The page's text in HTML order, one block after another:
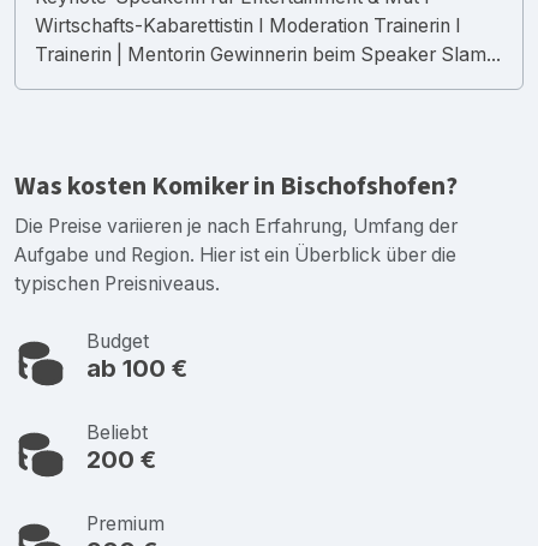
Wirtschafts-Kabarettistin I Moderation Trainerin I
Trainerin | Mentorin Gewinnerin beim Speaker Slam...
Was kosten Komiker in Bischofshofen?
Die Preise variieren je nach Erfahrung, Umfang der
Aufgabe und Region. Hier ist ein Überblick über die
typischen Preisniveaus.
Budget
ab 100 €
Beliebt
200 €
Premium